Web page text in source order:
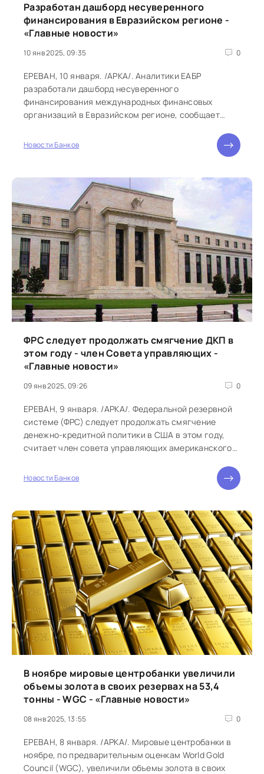
Разработан дашборд несуверенного
финансирования в Евразийском регионе -
«Главные новости»
10 янв 2025, 09:35 0
ЕРЕВАН, 10 января. /АРКА/. Аналитики ЕАБР
разработали дашборд несуверенного
финансирования международных финансовых
организаций в Евразийском регионе, сообщает
Новости Банков
ФРС следует продолжать смягчение ДКП в
этом году - член Совета управляющих -
«Главные новости»
09 янв 2025, 09:26 0
ЕРЕВАН, 9 января. /АРКА/. Федеральной резервной
системе (ФРС) следует продолжать смягчение
денежно-кредитной политики в США в этом году,
считает член совета управляющих американского
Новости Банков
В ноябре мировые центробанки увеличили
объемы золота в своих резервах на 53,4
тонны - WGC - «Главные новости»
08 янв 2025, 13:55 0
ЕРЕВАН, 8 января. /АРКА/. Мировые центробанки в
ноябре, по предварительным оценкам World Gold
Council (WGC), увеличили объемы золота в своих